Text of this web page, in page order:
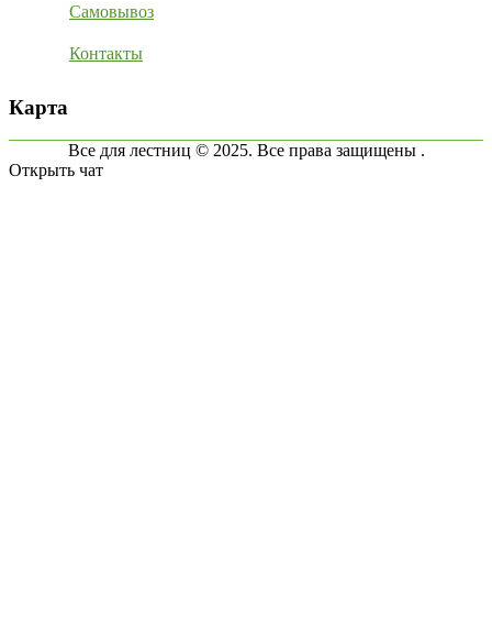
Самовывоз
Контакты
Карта
Все для лестниц © 2025. Все права защищены .
Открыть чат